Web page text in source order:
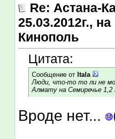
Re: Астана-
25.03.2012г.,
Кинополь
Цитата:
Сообщение от Itala
Люди, что-то то ли не
Алмату на Семиречье 1,2
Вроде нет...